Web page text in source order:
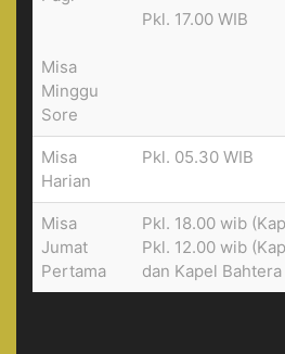
Misa
Minggu
Sore
Pkl. 17.00 WIB
Misa
Harian
Pkl. 05.30 WIB
Misa
Jumat
Pertama
Pkl. 18.00 wib
Pkl. 12.00 wib
dan Kapel